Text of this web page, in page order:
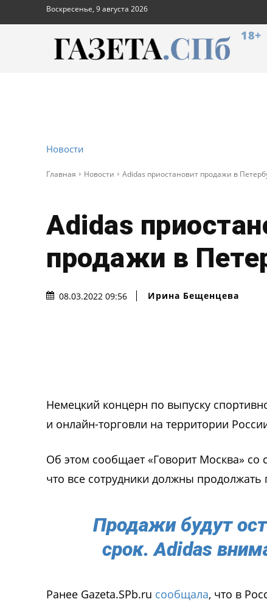
Воскресенье, 9 августа 2026
18+
Новости
Главная Новости Adidas приостановит продажи в
Adidas
продажи в
08.03.2022 09:56 Ирина Бещенцева
Немецкий концерн по выпуску
и онлайн-торговли на территории
Об этом сообщает «Говорит Москва»
что все сотрудники должны продолжать
Продажи будут
срок. Adidas
Ранее Gazeta.SPb.ru сообщала, что в